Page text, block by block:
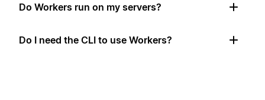
Do Workers run on my servers?
Do I need the CLI to use Workers?